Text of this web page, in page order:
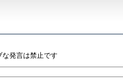
発言は禁止です